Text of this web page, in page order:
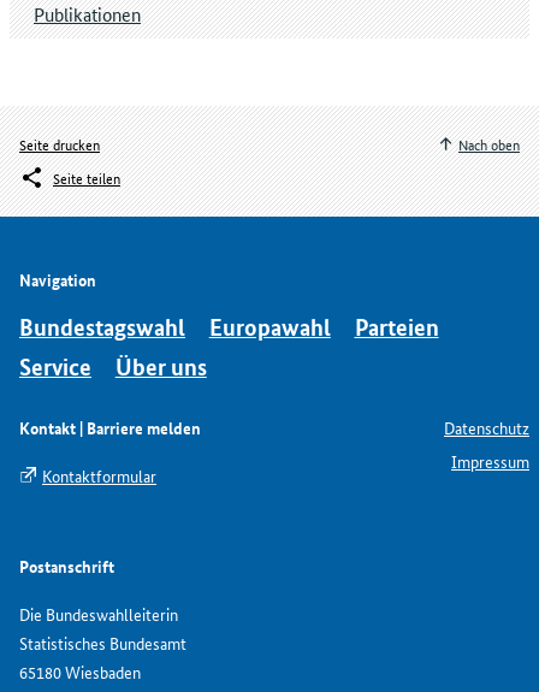
Publikationen
Seite drucken
Seite teilen
Nach oben
Navigation
Bundestagswahl Europawahl
Parteien
Service
Über uns
Kontakt | Barriere melden
Kontaktformular
Postanschrift
Die Bundeswahlleiterin
Statistisches Bundesamt
65180 Wiesbaden
Datenschutz
Impressum